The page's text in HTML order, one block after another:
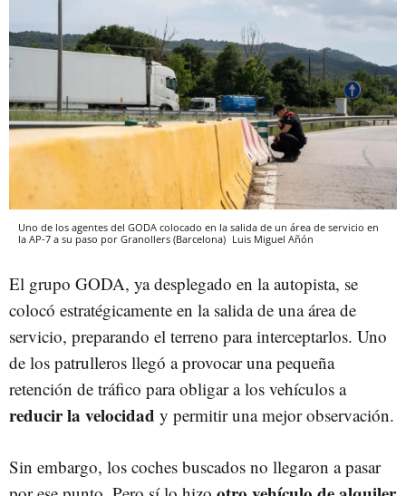
Uno de los agentes del GODA colocado en la salida de un área de servicio en
la AP-7 a su paso por Granollers (Barcelona) Luis Miguel Añón
El grupo GODA, ya desplegado en la autopista, se
colocó estratégicamente en la salida de una área de
servicio, preparando el terreno para interceptarlos. Uno
de los patrulleros llegó a provocar una pequeña
retención de tráfico para obligar a los vehículos a
reducir la velocidad y permitir una mejor observación.
Sin embargo, los coches buscados no llegaron a pasar